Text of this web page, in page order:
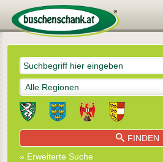
Alle Regionen
FINDEN
» Erweiterte Suche